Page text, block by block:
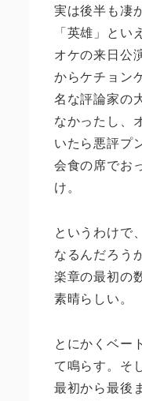
実は後半も凄
「英雄」と
オケの来日公
からケチョン
名な評論家の
なかったし、
いたら悪評プ
会食の席でお
け。
というわけで
なるんだろう
楽章の最初の
素晴らしい。
とにかくベー
て鳴らす。そ
最初から最後